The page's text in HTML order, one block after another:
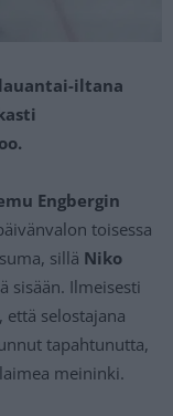
iltana
Engbergin
toisessa
sillä Niko
sisään. Ilmeisesti
selostajana
tapahtunutta,
meininki.